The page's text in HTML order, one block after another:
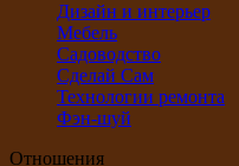
Дизайн и интерьер
Мебель
Садоводство
Сделай Сам
Технологии ремонта
Фэн-шуй
Отношения